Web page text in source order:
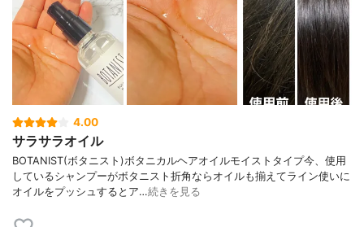
4.00
サラサラオイル
BOTANIST(ボタニスト)ボタニカルヘアオイルモイストタイプ今、使用
しているシャンプーがボタニスト折角ならオイルも揃えてライン使いに
オイルをプッシュするとア…続きを見る